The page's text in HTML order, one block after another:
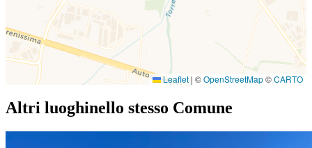
Leaflet | ©OpenStreetMap©CARTO
Altri luoghinello stesso Comune